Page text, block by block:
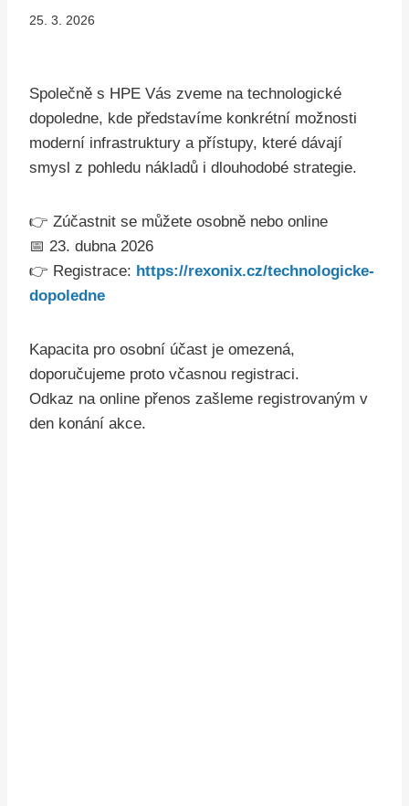
25. 3. 2026
Společně s HPE Vás zveme na technologické
dopoledne, kde představíme konkrétní možnosti
moderní infrastruktury a přístupy, které dávají
smysl z pohledu nákladů i dlouhodobé strategie.
👉 Zúčastnit se můžete osobně nebo online
📅 23. dubna 2026
👉 Registrace: https://rexonix.cz/technologicke-
dopoledne
Kapacita pro osobní účast je omezená,
doporučujeme proto včasnou registraci.
Odkaz na online přenos zašleme registrovaným v
den konání akce.